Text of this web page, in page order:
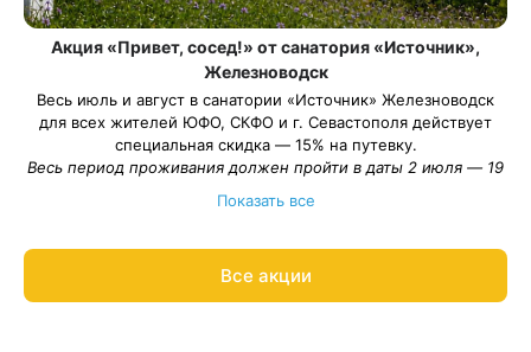
Акция «Привет, сосед!» от санатория «Источник»,
Железноводск
Весь июль и август в санатории «Источник» Железноводск
для всех жителей ЮФО, СКФО и г. Севастополя действует
специальная скидка — 15% на путевку.
Весь период проживания должен пройти в даты 2 июля — 19
сентября 2026.
Рассчитаем цену со скидкой и забронируем отдых по
Показать все
Все акции